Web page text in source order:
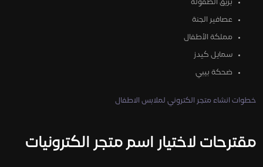
بريق الطفولة
عصافير الجنة
مملكة الأطفال
سمايل كيدز
ضحكة بيبي
خطوات انشاء متجر الكتروني لملابس الاطفال
مقترحات لاختيار اسم متجر الكترونيات